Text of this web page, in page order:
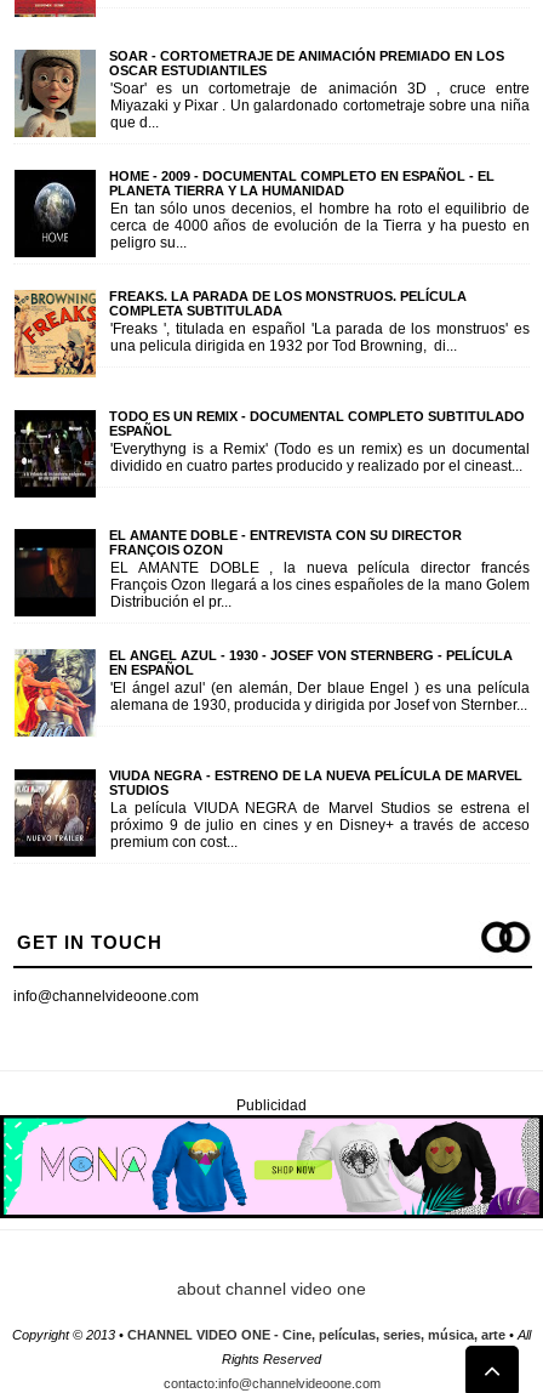
SOAR - CORTOMETRAJE DE ANIMACIÓN PREMIADO EN LOS
OSCAR ESTUDIANTILES
'Soar' es un cortometraje de animación 3D , cruce entre
Miyazaki y Pixar . Un galardonado cortometraje sobre una niña
que d...
HOME - 2009 - DOCUMENTAL COMPLETO EN ESPAÑOL - EL
PLANETA TIERRA Y LA HUMANIDAD
En tan sólo unos decenios, el hombre ha roto el equilibrio de
cerca de 4000 años de evolución de la Tierra y ha puesto en
peligro su...
FREAKS. LA PARADA DE LOS MONSTRUOS. PELÍCULA
COMPLETA SUBTITULADA
'Freaks ', titulada en español 'La parada de los monstruos' es
una pelicula dirigida en 1932 por Tod Browning, di...
TODO ES UN REMIX - DOCUMENTAL COMPLETO SUBTITULADO
ESPAÑOL
'Everythyng is a Remix' (Todo es un remix) es un documental
dividido en cuatro partes producido y realizado por el cineast...
EL AMANTE DOBLE - ENTREVISTA CON SU DIRECTOR
FRANÇOIS OZON
EL AMANTE DOBLE , la nueva película director francés
François Ozon llegará a los cines españoles de la mano Golem
Distribución el pr...
EL ANGEL AZUL - 1930 - JOSEF VON STERNBERG - PELÍCULA
EN ESPAÑOL
'El ángel azul' (en alemán, Der blaue Engel ) es una película
alemana de 1930, producida y dirigida por Josef von Sternber...
VIUDA NEGRA - ESTRENO DE LA NUEVA PELÍCULA DE MARVEL
STUDIOS
La película VIUDA NEGRA de Marvel Studios se estrena el
próximo 9 de julio en cines y en Disney+ a través de acceso
premium con cost...
GET IN TOUCH
info@channelvideoone.com
Publicidad
about channel video one
Copyright © 2013 • CHANNEL VIDEO ONE - Cine, películas, series, música, arte • All
Rights Reserved
contacto:info@channelvideoone.com